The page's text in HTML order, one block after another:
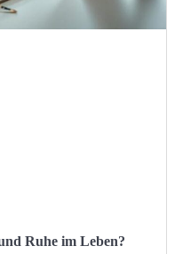
Ruhe im Leben?